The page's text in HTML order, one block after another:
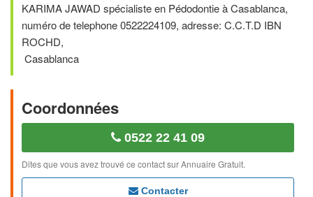
KARIMA JAWAD spécialiste en Pédodontie à Casablanca,
numéro de telephone 0522224109, adresse: C.C.T.D IBN
ROCHD,
Casablanca
Coordonnées
0522 22 41 09
Dites que vous avez trouvé ce contact sur Annuaire Gratuit.
Contacter